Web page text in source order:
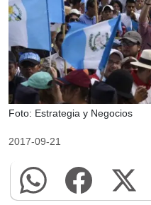
Foto: Estrategia y Negocios
2017-09-21